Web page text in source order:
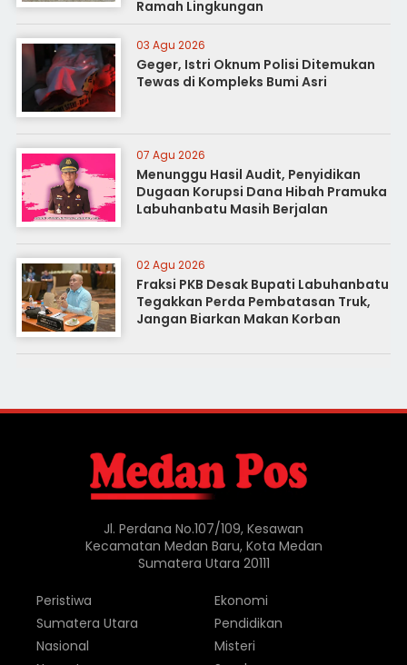
Ramah Lingkungan
03 Agu 2026
Geger, Istri Oknum Polisi Ditemukan
Tewas di Kompleks Bumi Asri
07 Agu 2026
Menunggu Hasil Audit, Penyidikan
Dugaan Korupsi Dana Hibah Pramuka
Labuhanbatu Masih Berjalan
02 Agu 2026
Fraksi PKB Desak Bupati Labuhanbatu
Tegakkan Perda Pembatasan Truk,
Jangan Biarkan Makan Korban
Jl. Perdana No.107/109, Kesawan
Kecamatan Medan Baru, Kota Medan
Sumatera Utara 20111
Peristiwa
Sumatera Utara
Nasional
Ekonomi
Pendidikan
Misteri